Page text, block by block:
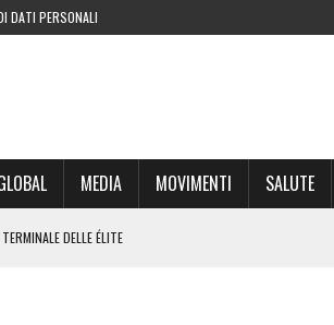
DATI PERSONALI
MEDIA MOVIMENTI SALUTE
DELLE ÉLITE